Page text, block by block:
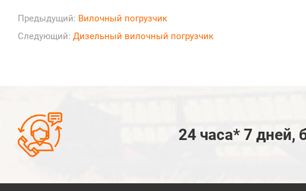
Предыдущий: Вилочный погрузчик
Следующий: Дизельный вилочный погрузчик
 24 часа* 7 дней,